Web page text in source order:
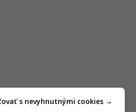
s nevyhnutnými cookies →